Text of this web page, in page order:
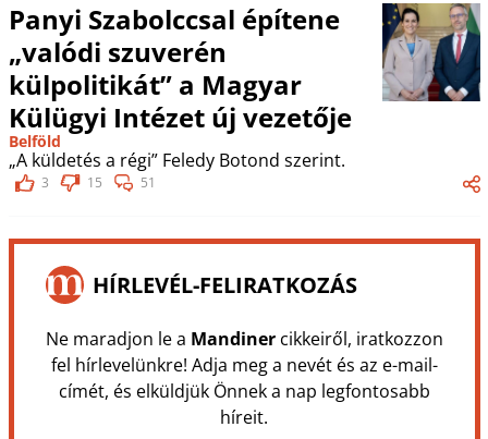
Panyi Szabolccsal építene
„valódi szuverén
külpolitikát” a Magyar
Külügyi Intézet új vezetője
Belföld
„A küldetés a régi” Feledy Botond szerint.
3 15 51
HÍRLEVÉL-FELIRATKOZÁS
Ne maradjon le a Mandinercikkeiről, iratkozzon
fel hírlevelünkre! Adja meg a nevét és az e-mail-
címét, és elküldjük Önnek a nap legfontosabb
híreit.